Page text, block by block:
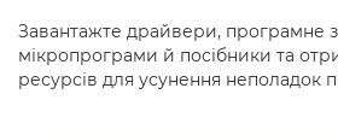
Завантажте драйвери, програмне
мікропрограми й посібники та
ресурсів для усунення неполадок